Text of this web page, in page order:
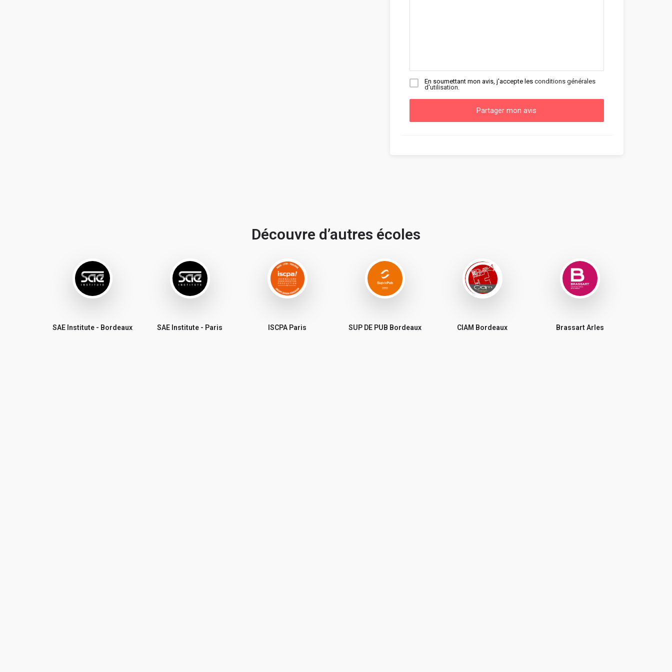
En soumettant mon avis, j'accepte les conditions générales
d'utilisation.
Partager mon avis
Découvre d’autres écoles
SAE Institute - Bordeaux SAE Institute - Paris ISCPA Paris SUP DE PUB Bordeaux CIAM Bordeaux Brassart Arles